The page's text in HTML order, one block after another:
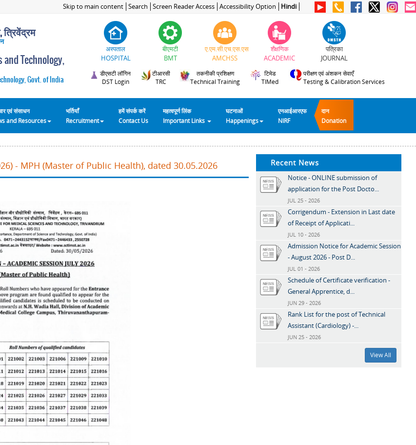
Skip to main content Search Screen Reader Access Accessibility Option Hindi
त्रिवेंद्रम
Technology,
Govt. of India
अस्पताल
HOSPITAL
बीएमटी
BMT
ए.एम.सी.एच.एस.एस
AMCHSS
शैक्षणिक
ACADEMIC
पत्रिका
JOURNAL
डीएसटी लॉगिन
DST Login
टीआरसी
TRC
तकनीकी प्रशिक्षण
Technical Training
टिमेड
TIMed
परीक्षण एवं अंशकन सेवाएँ
Testing & Calibration Services
एवं संसाधन
and Resources
भर्तियाँ
Recruitment
हमें संपर्क करें
Contact Us
महत्वपूर्ण लिंक
Important Links
घटनाओं
Happenings
एनआईआरएफ
NIRF
दान
Donation
- MPH (Master of Public Health), dated 30.05.2026 Recent News
Notice - ONLINE submission of
application for the Post Docto...
JUL 25 - 2026
Corrigendum - Extension in Last date
of Receipt of Applicati...
JUL 10 - 2026
Admission Notice for Academic Session
- August 2026 - Post D...
JUL 01 - 2026
Schedule of Certificate verification -
General Apprentice, d...
JUN 29 - 2026
Rank List for the post of Technical
Assistant (Cardiology) -...
JUN 25 - 2026
View All